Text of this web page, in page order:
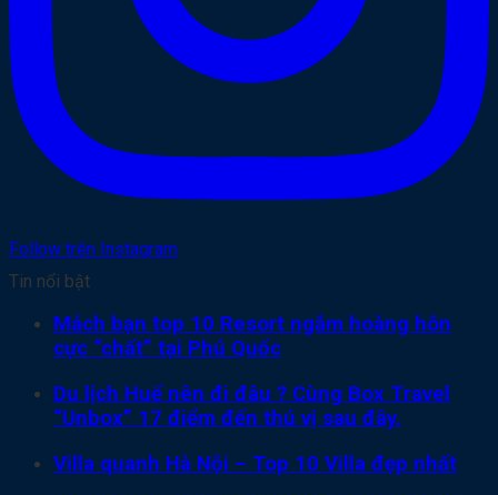
Follow trên Instagram
Tin nổi bật
Mách bạn top 10 Resort ngắm hoàng hôn
cực “chất” tại Phú Quốc
Du lịch Huế nên đi đâu ? Cùng Box Travel
“Unbox” 17 điểm đến thú vị sau đây.
Villa quanh Hà Nội – Top 10 Villa đẹp nhất